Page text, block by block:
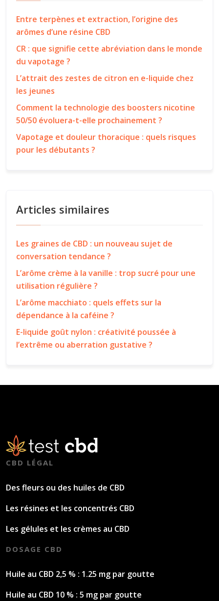
Entre terpènes et extraction, l’origine des
arômes d’une résine CBD
CR : que signifie cette abréviation dans le monde
du vapotage ?
L’attrait des zestes de citron en e-liquide chez
les jeunes
Comment la technologie des boosters nicotine
50/50 évoluera-t-elle prochainement ?
Vapotage et douleur thoracique : quels risques
pour les débutants ?
Articles similaires
Les graines de CBD : un nouveau sujet de
conversation tendance ?
L’arôme crème à la vanille : trop sucré pour une
utilisation régulière ?
L’arôme macchiato : quels effets sur la
dépendance à la caféine ?
E-liquide goût nylon : créativité poussée à
l’extrême ou aberration gustative ?
CBD LÉGAL
Des fleurs ou des huiles de CBD
Les résines et les concentrés CBD
Les gélules et les crèmes au CBD
DOSAGE CBD
Huile au CBD 2,5 % : 1.25 mg par goutte
Huile au CBD 10 % : 5 mg par goutte